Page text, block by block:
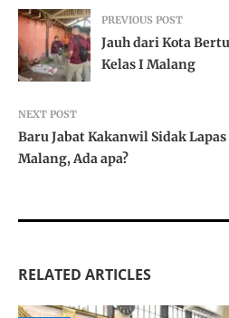
PREVIOUS POST
Jauh dari Kota
Kelas I Malang
NEXT POST
Baru Jabat Kakanwil Sidak Lapas
Malang, Ada apa?
RELATED ARTICLES